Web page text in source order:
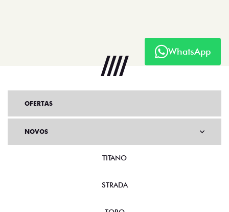
WhatsApp
NOVOS
STRADA
TORO